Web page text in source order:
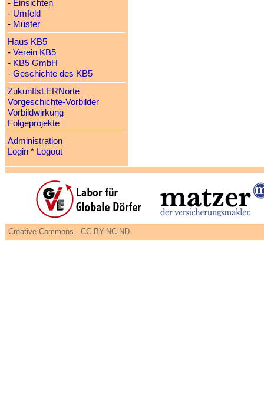
- Einsichten
- Umfeld
- Muster
Haus KB5
- Verein KB5
- KB5 GmbH
- Geschichte des KB5
ZukunftsLERNorte
Vorgeschichte-Vorbilder
Vorbildwirkung
Folgeprojekte
Administration
Login* Logout
Creative Commons - CC BY-NC-ND